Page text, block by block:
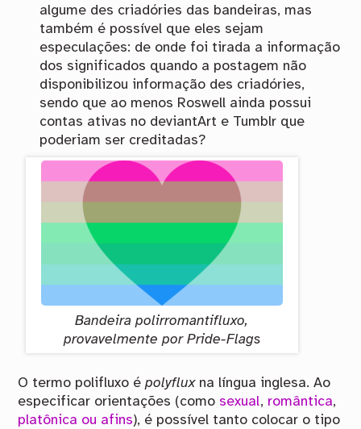
algume des criadóries das bandeiras, mas
também é possível que eles sejam
especulações: de onde foi tirada a informação
dos significados quando a postagem não
disponibilizou informação des criadóries,
sendo que ao menos Roswell ainda possui
contas ativas no deviantArt e Tumblr que
poderiam ser creditadas?
Bandeira polirromantifluxo,
provavelmente por Pride-Flags
O termo polifluxo épolyfluxna língua inglesa. Ao
especificar orientações (como sexual, romântica,
platônica ou afins), é possível tanto colocar o tipo